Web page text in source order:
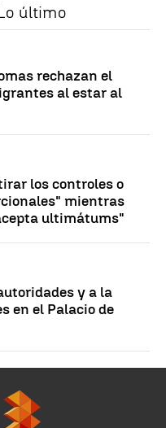
último
rechazan el
al estar al
los controles o
mientras
ultimátums"
y a la
en el Palacio de